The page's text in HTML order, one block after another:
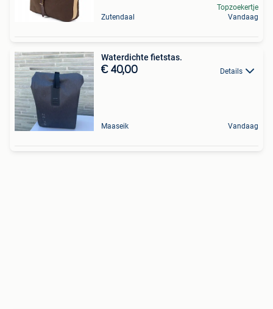
Zutendaal
Topzoekertje
Vandaag
Waterdichte fietstas.
€ 40,00 Details
Maaseik Vandaag